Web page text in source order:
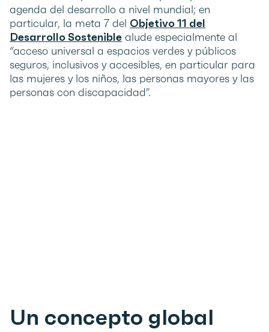
agenda del desarrollo a nivel mundial; en
particular, la meta 7 del Objetivo 11 del
Desarrollo Sostenible alude especialmente al
“acceso universal a espacios verdes y públicos
seguros, inclusivos y accesibles, en particular para
las mujeres y los niños, las personas mayores y las
personas con discapacidad”.
Un concepto global